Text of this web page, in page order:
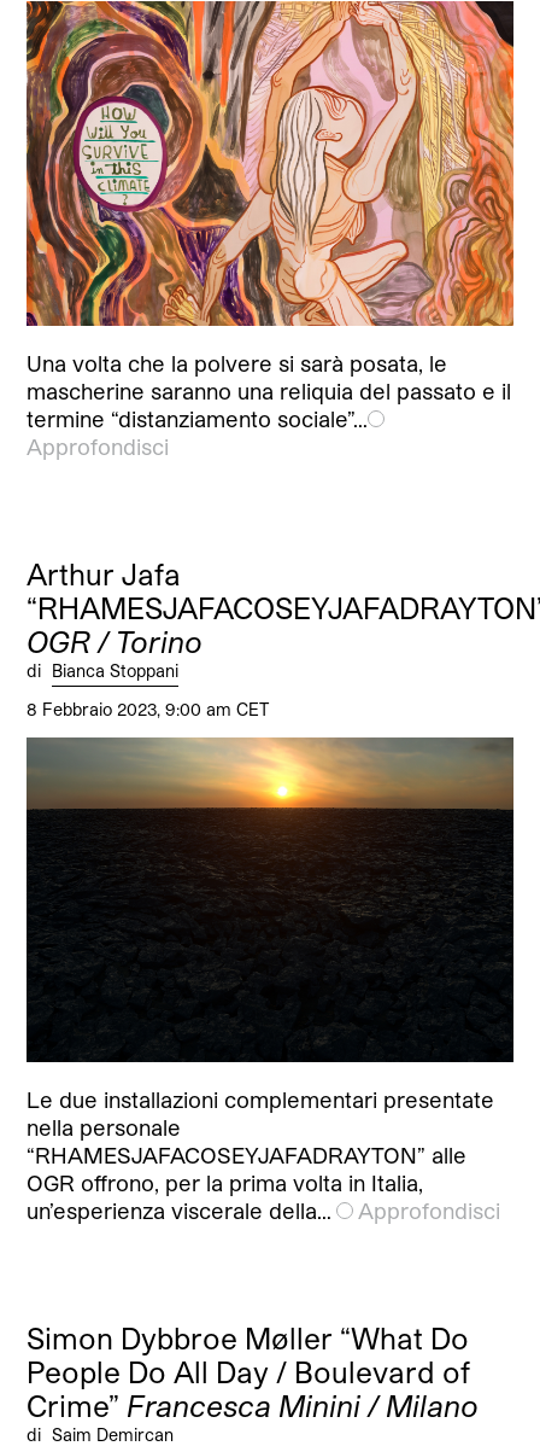
Una volta che la polvere si sarà posata, le
mascherine saranno una reliquia del passato e il
termine “distanziamento sociale”…
Approfondisci
Arthur Jafa
OGR / Torino
di Bianca Stoppani
8 Febbraio 2023, 9:00 am CET
Le due installazioni complementari presentate
nella personale
“RHAMESJAFACOSEYJAFADRAYTON” alle
OGR offrono, per la prima volta in Italia,
un’esperienza viscerale della…
Approfondisci
Simon Dybbroe Møller “What Do
People Do All Day / Boulevard of
Crime” Francesca Minini / Milano
di Saim Demircan